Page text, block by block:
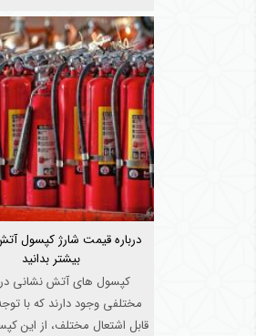
درباره قیمت شارژ کپسول
بیشتر بدانید
کپسول های آتش نشانی در
مختلفی وجود دارند که با
قابل اشتعال مختلف، از این